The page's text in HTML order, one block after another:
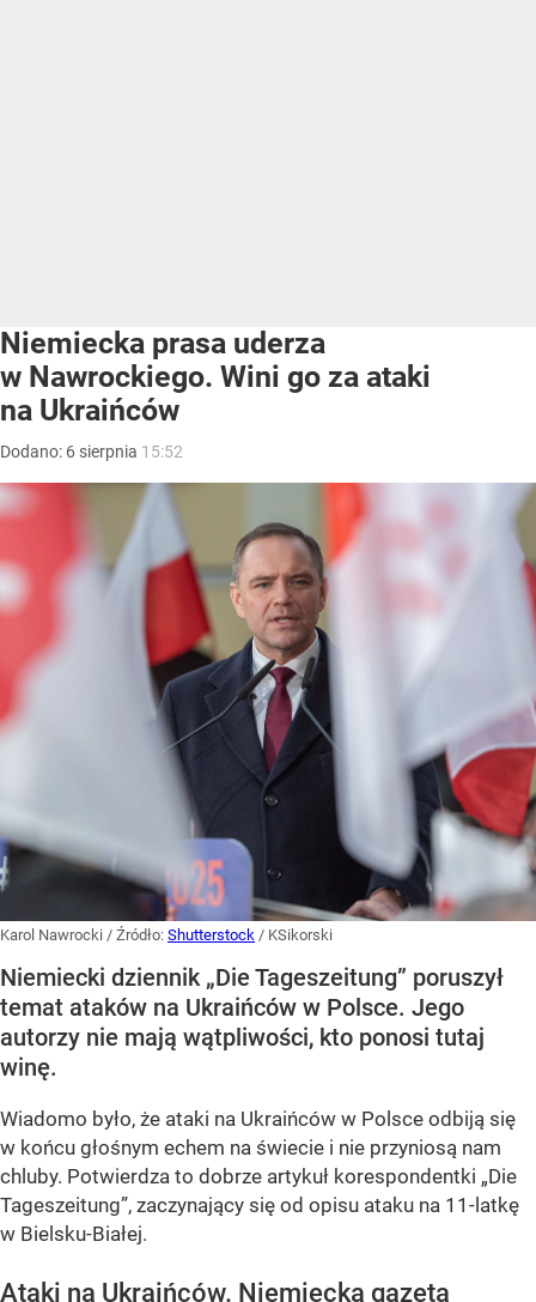
Niemiecka prasa uderza
w Nawrockiego. Wini go za ataki
na Ukraińców
Dodano: 6 sierpnia 15:52
Karol Nawrocki / Źródło: Shutterstock / KSikorski
Niemiecki dziennik „Die Tageszeitung” poruszył
temat ataków na Ukraińców w Polsce. Jego
autorzy nie mają wątpliwości, kto ponosi tutaj
winę.
Wiadomo było, że ataki na Ukraińców w Polsce odbiją się
w końcu głośnym echem na świecie i nie przyniosą nam
chluby. Potwierdza to dobrze artykuł korespondentki „Die
Tageszeitung”, zaczynający się od opisu ataku na 11-latkę
w Bielsku-Białej.
Ataki na Ukraińców. Niemiecka gazeta